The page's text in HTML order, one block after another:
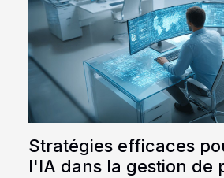
Stratégies efficaces
l'IA dans la gestion de